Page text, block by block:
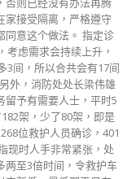
家接受隔离，严格遵守
同意这个做法。 指定诊
考虑需求会持续上升，
3间，所以合共会有17间
外，消防处处长梁伟雄
留予有需要人士，平时5
架，少了80架，即是
位救护人员确诊，401
现时人手非常紧张，处
两至3倍时间，令救护车